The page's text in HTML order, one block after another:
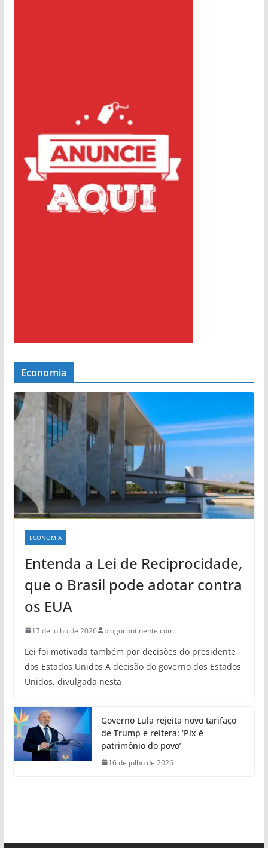
Economia
ECONOMIA
Entenda a Lei de Reciprocidade,
que o Brasil pode adotar contra
os EUA
17 de julho de 2026 blogocontinente.com
Lei foi motivada também por decisões do presidente
dos Estados Unidos A decisão do governo dos Estados
Unidos, divulgada nesta
Governo Lula rejeita novo tarifaço
de Trump e reitera: ‘Pix é
patrimônio do povo’
16 de julho de 2026